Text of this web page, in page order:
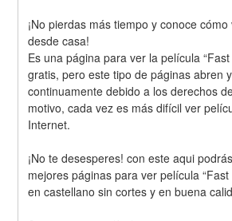
¡No pierdas más tiempo y conoce
desde casa!
Es una página para ver la película
gratis, pero este tipo de páginas abren
continuamente debido a los derechos
motivo, cada vez es más difícil ver
Internet.
¡No te desesperes! con este aqui
mejores páginas para ver película
en castellano sin cortes y en buena